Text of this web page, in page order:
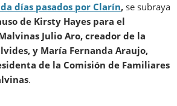
días pasados por Clarín, se subraya
de Kirsty Hayes para el
Julio Aro, creador de la
y María Fernanda Araujo,
de la Comisión de Familiares
.